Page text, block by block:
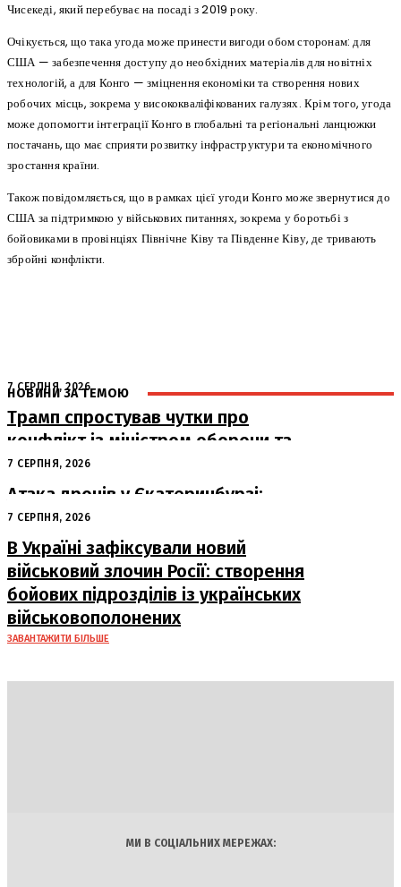
Чисекеді, який перебуває на посаді з 2019 року.
Очікується, що така угода може принести вигоди обом сторонам: для
США — забезпечення доступу до необхідних матеріалів для новітніх
технологій, а для Конго — зміцнення економіки та створення нових
робочих місць, зокрема у висококваліфікованих галузях. Крім того, угода
може допомогти інтеграції Конго в глобальні та регіональні ланцюжки
постачань, що має сприяти розвитку інфраструктури та економічного
зростання країни.
Також повідомляється, що в рамках цієї угоди Конго може звернутися до
США за підтримкою у військових питаннях, зокрема у боротьбі з
бойовиками в провінціях Північне Ківу та Південне Ківу, де тривають
збройні конфлікти.
НОВИНИ ЗА ТЕМОЮ
7 СЕРПНЯ, 2026
Трамп спростував чутки про
конфлікт із міністром оборони та
похвалив його роботу
7 СЕРПНЯ, 2026
Атака дронів у Єкатеринбурзі:
загорівся склад Wildberries
7 СЕРПНЯ, 2026
В Україні зафіксували новий
військовий злочин Росії: створення
бойових підрозділів із українських
військовополонених
ЗАВАНТАЖИТИ БІЛЬШЕ
МИ В СОЦІАЛЬНИХ МЕРЕЖАХ: